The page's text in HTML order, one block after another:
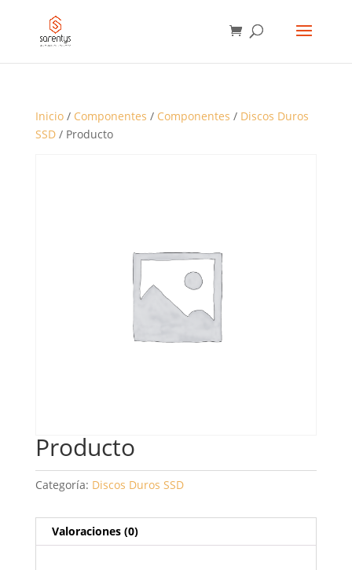
PRODUCTOS
Inicio/ Componentes / Componentes / Discos Duros
SSD/ Producto
Producto
Categoría: Discos Duros SSD
Valoraciones (0)